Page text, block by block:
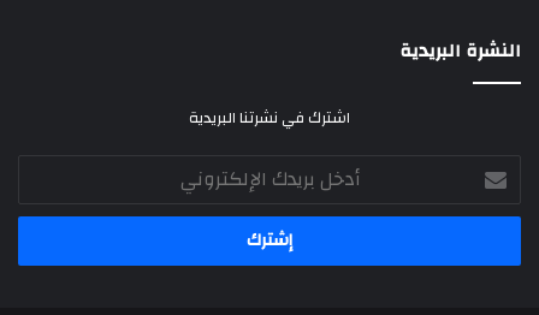
النشرة البريدية
اشترك في نشرتنا البريدية
أدخل
بريدك
الإلكتروني